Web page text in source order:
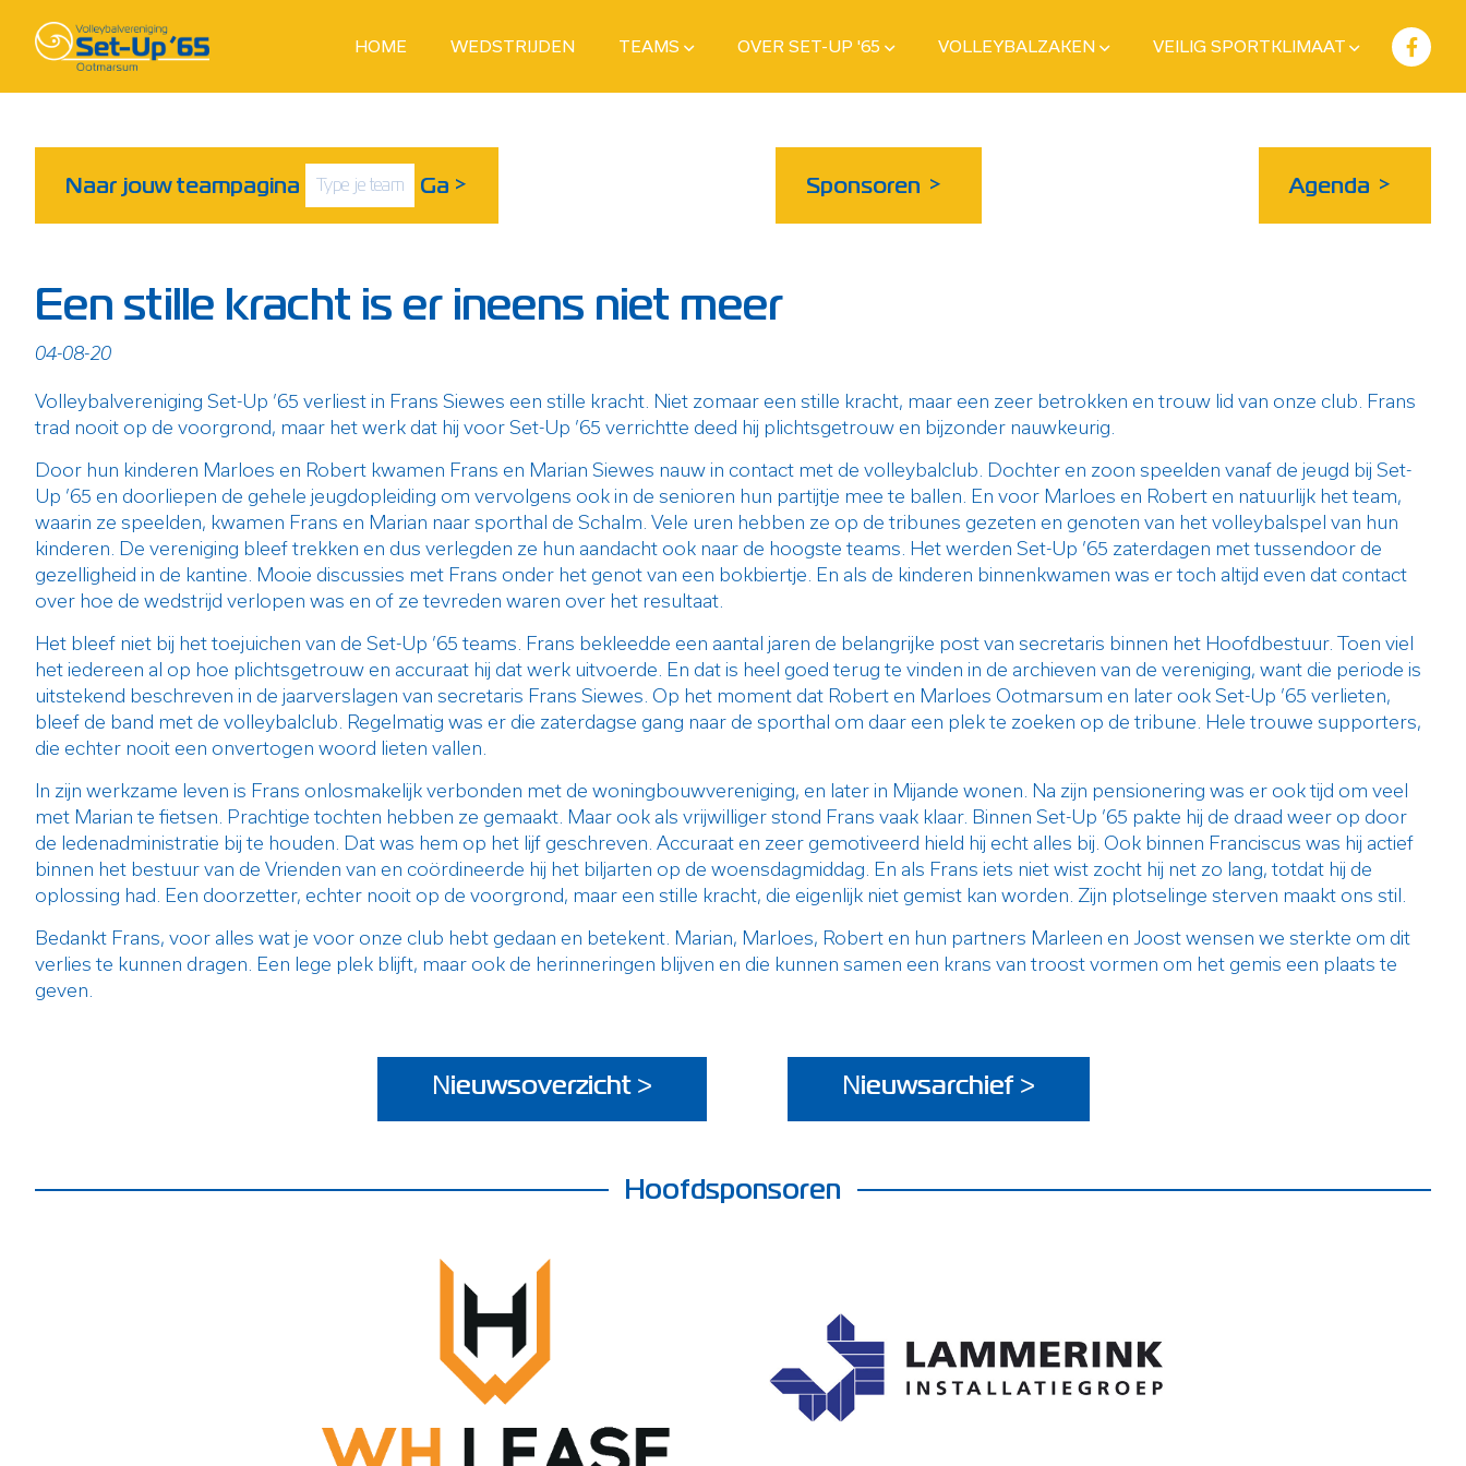
HOME WEDSTRIJDEN TEAMS OVER SET-UP '65 VOLLEYBALZAKEN VEILIG SPORTKLIMAAT
Naar jouw teampagina Ga > Sponsoren > Agenda >
Een stille kracht is er ineens niet meer
04-08-20
Volleybalvereniging Set-Up ’65 verliest in Frans Siewes een stille kracht. Niet zomaar een stille kracht, maar een zeer betrokken en trouw lid van onze club. Frans
trad nooit op de voorgrond, maar het werk dat hij voor Set-Up ’65 verrichtte deed hij plichtsgetrouw en bijzonder nauwkeurig.
Door hun kinderen Marloes en Robert kwamen Frans en Marian Siewes nauw in contact met de volleybalclub. Dochter en zoon speelden vanaf de jeugd bij Set-
Up ’65 en doorliepen de gehele jeugdopleiding om vervolgens ook in de senioren hun partijtje mee te ballen. En voor Marloes en Robert en natuurlijk het team,
waarin ze speelden, kwamen Frans en Marian naar sporthal de Schalm. Vele uren hebben ze op de tribunes gezeten en genoten van het volleybalspel van hun
kinderen. De vereniging bleef trekken en dus verlegden ze hun aandacht ook naar de hoogste teams. Het werden Set-Up ’65 zaterdagen met tussendoor de
gezelligheid in de kantine. Mooie discussies met Frans onder het genot van een bokbiertje. En als de kinderen binnenkwamen was er toch altijd even dat contact
over hoe de wedstrijd verlopen was en of ze tevreden waren over het resultaat.
Het bleef niet bij het toejuichen van de Set-Up ’65 teams. Frans bekleedde een aantal jaren de belangrijke post van secretaris binnen het Hoofdbestuur. Toen viel
het iedereen al op hoe plichtsgetrouw en accuraat hij dat werk uitvoerde. En dat is heel goed terug te vinden in de archieven van de vereniging, want die periode is
uitstekend beschreven in de jaarverslagen van secretaris Frans Siewes. Op het moment dat Robert en Marloes Ootmarsum en later ook Set-Up ’65 verlieten,
bleef de band met de volleybalclub. Regelmatig was er die zaterdagse gang naar de sporthal om daar een plek te zoeken op de tribune. Hele trouwe supporters,
die echter nooit een onvertogen woord lieten vallen.
In zijn werkzame leven is Frans onlosmakelijk verbonden met de woningbouwvereniging, en later in Mijande wonen. Na zijn pensionering was er ook tijd om veel
met Marian te fietsen. Prachtige tochten hebben ze gemaakt. Maar ook als vrijwilliger stond Frans vaak klaar. Binnen Set-Up ’65 pakte hij de draad weer op door
de ledenadministratie bij te houden. Dat was hem op het lijf geschreven. Accuraat en zeer gemotiveerd hield hij echt alles bij. Ook binnen Franciscus was hij actief
binnen het bestuur van de Vrienden van en coördineerde hij het biljarten op de woensdagmiddag. En als Frans iets niet wist zocht hij net zo lang, totdat hij de
oplossing had. Een doorzetter, echter nooit op de voorgrond, maar een stille kracht, die eigenlijk niet gemist kan worden. Zijn plotselinge sterven maakt ons stil.
Bedankt Frans, voor alles wat je voor onze club hebt gedaan en betekent. Marian, Marloes, Robert en hun partners Marleen en Joost wensen we sterkte om dit
verlies te kunnen dragen. Een lege plek blijft, maar ook de herinneringen blijven en die kunnen samen een krans van troost vormen om het gemis een plaats te
geven.
Nieuwsoverzicht > Nieuwsarchief >
Hoofdsponsoren